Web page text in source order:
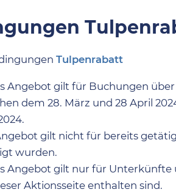
Tulpenrabatt
Angebot gilt für Buchungen
dem 28. März und 28 April
gilt nicht für bereits
wurden.
Angebot gilt nur für
Aktionsseite enthalten sind.